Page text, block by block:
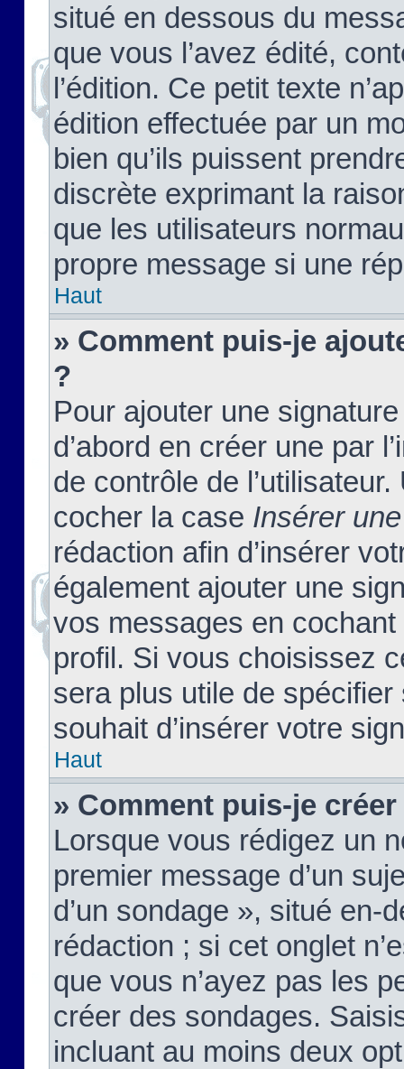
situé en dessous du
que vous l’avez édité,
l’édition. Ce petit texte
édition effectuée par un
bien qu’ils puissent
discrète exprimant la
que les utilisateurs
propre message si une
Haut
» Comment puis-je
?
Pour ajouter une
d’abord en créer une par
de contrôle de
cocher la case Insérer
rédaction afin d’insérer
également ajouter une
vos messages en
profil. Si vous choisissez
sera plus utile de
souhait d’insérer votre
Haut
» Comment puis-je
Lorsque vous rédigez un
premier message d’un
d’un sondage », situé en-
rédaction ; si cet onglet
que vous n’ayez pas les
créer des sondages.
incluant au moins deux